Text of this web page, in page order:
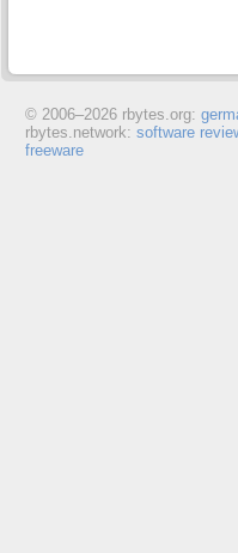
© 2006–2026 rbytes.org:
rbytes.network: software
freeware